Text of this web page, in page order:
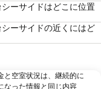
ーサイドはどこに位置
ーサイドの近くにはど
と空室状況は、継続的に
なった情報と同じ内容